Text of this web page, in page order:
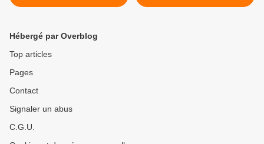
Hébergé par Overblog
Top articles
Pages
Contact
Signaler un abus
C.G.U.